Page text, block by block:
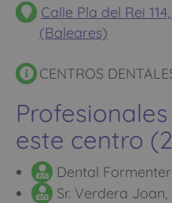
Calle Pla del Rei
(Baleares)
CENTROS
este centro
Dental
Sr. Verdera